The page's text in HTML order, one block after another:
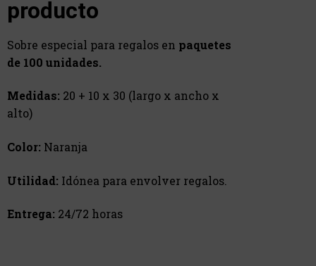
producto
Sobre especial para regalos en paquetes
de 100 unidades.
Medidas: 20 + 10 x 30 (largo x ancho x
alto)
Color: Naranja
Utilidad: Idónea para envolver regalos.
Entrega: 24/72 horas